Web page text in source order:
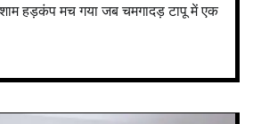
हड़कंप मच गया जब चमगादड़ टापू में एक